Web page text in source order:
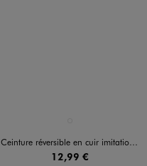
Ceinture réversible en cuir imitation homme
12,99 €